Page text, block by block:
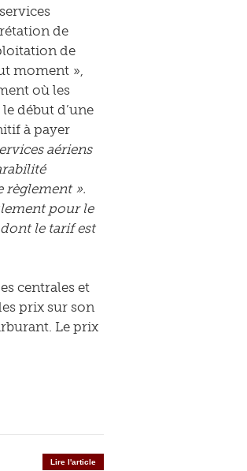
de
de
moment »,
où les
début d’une
à payer
aériens
règlement ».
pour le
le tarif est
centrales et
prix sur son
Le prix
Lire l'article